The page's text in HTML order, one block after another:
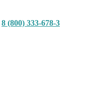
8 (800) 333-678-3